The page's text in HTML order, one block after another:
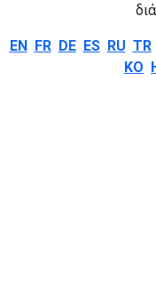
EN FR DE ES RU TR
KO